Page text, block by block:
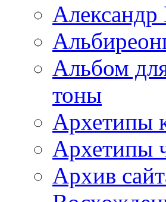
Альбом
тоны
Архетипы
Архетипы
Архив